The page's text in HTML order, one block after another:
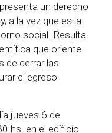
un derecho
a la vez que es la
social. Resulta
que oriente
de cerrar las
el egreso
jueves 6 de
hs. en el edificio